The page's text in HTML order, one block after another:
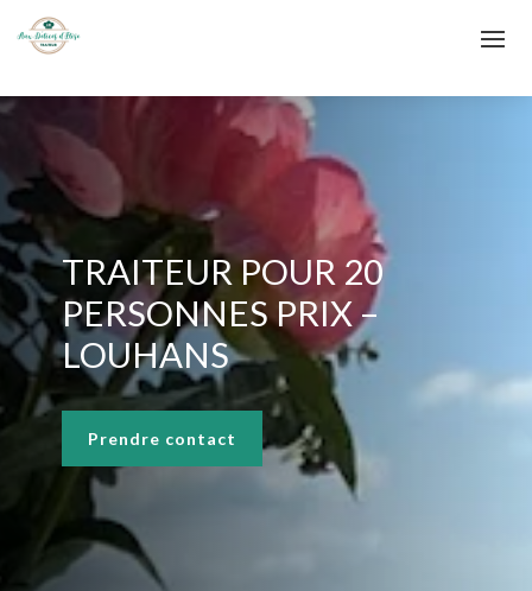
TRAITEUR POUR 20
PERSONNES PRIX –
LOUHANS
Prendre contact